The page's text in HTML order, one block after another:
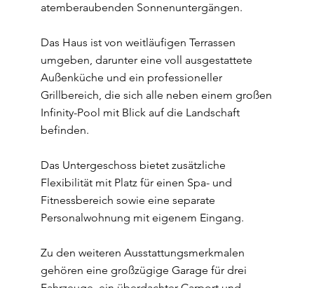
atemberaubenden Sonnenuntergängen.
Das Haus ist von weitläufigen Terrassen
umgeben, darunter eine voll ausgestattete
Außenküche und ein professioneller
Grillbereich, die sich alle neben einem großen
Infinity-Pool mit Blick auf die Landschaft
befinden.
Das Untergeschoss bietet zusätzliche
Flexibilität mit Platz für einen Spa- und
Fitnessbereich sowie eine separate
Personalwohnung mit eigenem Eingang.
Zu den weiteren Ausstattungsmerkmalen
gehören eine großzügige Garage für drei